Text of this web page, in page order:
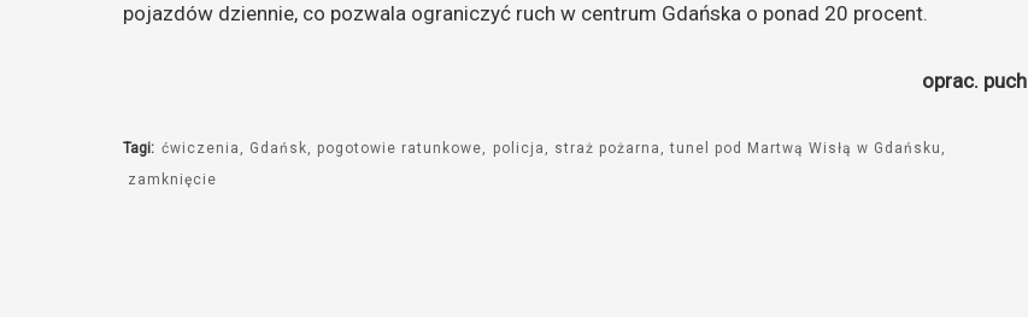
pojazdów dziennie, co pozwala ograniczyć ruch w centrum Gdańska o ponad 20 procent.
oprac. puch
Tagi: ćwiczenia Gdańsk pogotowie ratunkowe policja straż pożarna
tunel pod Martwą Wisłą w Gdańsku
zamknięcie